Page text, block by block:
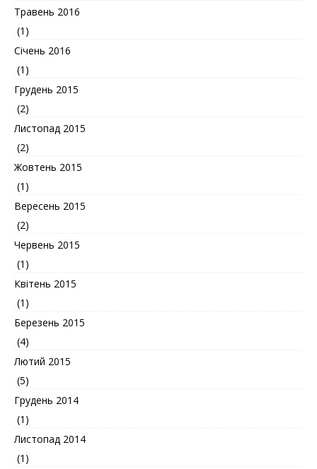
Травень 2016
(1)
Січень 2016
(1)
Грудень 2015
(2)
Листопад 2015
(2)
Жовтень 2015
(1)
Вересень 2015
(2)
Червень 2015
(1)
Квітень 2015
(1)
Березень 2015
(4)
Лютий 2015
(5)
Грудень 2014
(1)
Листопад 2014
(1)